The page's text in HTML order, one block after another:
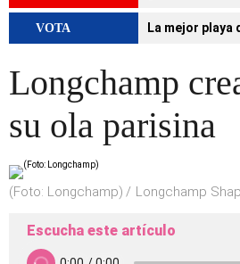
VOTA La mejor playa
Longchamp
su ola parisina
(Foto: Longchamp) Longchamp
Escucha este artículo